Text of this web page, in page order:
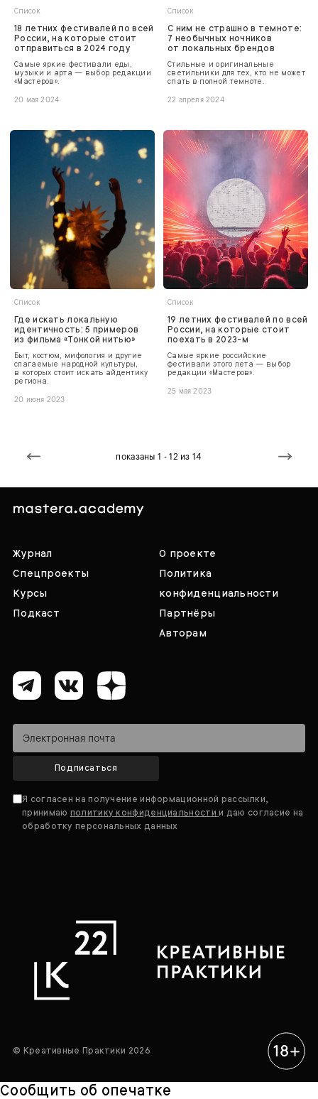
Список
18 летних фестивалей по всей
России, на которые стоит
отправиться в 2024 году
Самые яркие фестивали еды,
музыки и арта — выбор редакции
«Мастеров».
20 мая 2024
Список
С ним не страшно в темноте:
7 необычных ночников
от локальных брендов
Стильные и оригинальные
светильники для тех, кто не может
спать в полной темноте.
22 апреля 2024
Список
Где искать локальную
идентичность: 5 примеров
из фильма «Тонкой нитью»
Быт, костюм, мифология и другие
слагаемые народной культуры,
в которых стоит искать айдентику
региона.
20 июня 2023
Список
19 летних фестивалей по всей
России, на которые стоит
поехать в 2023-м
Самые яркие российские
фестивали этого лета — выбор
редакции «Мастеров».
25 мая 2023
показаны 1 - 12 из 14
Журнал
Спецпроекты
Курсы
Подкаст
О проекте
Политика
конфиденциальности
Партнёры
Авторам
Подписаться
Я согласен на получение информационной рассылки,
принимаю политику конфиденциальностии даю согласие на
обработку персональных данных
© Креативные Практики 2026
Сообщить об опечатке